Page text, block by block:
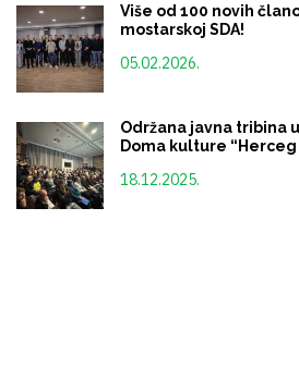
Više od 100 novih
mostarskoj SDA!
05.02.2026.
Održana javna tribina
Doma kulture
18.12.2025.